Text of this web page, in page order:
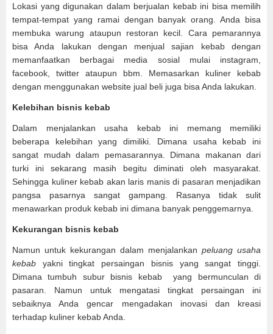
Lokasi yang digunakan dalam berjualan kebab ini bisa memilih
tempat-tempat yang ramai dengan banyak orang. Anda bisa
membuka warung ataupun restoran kecil. Cara pemarannya
bisa Anda lakukan dengan menjual sajian kebab dengan
memanfaatkan berbagai media sosial mulai instagram,
facebook, twitter ataupun bbm. Memasarkan kuliner kebab
dengan menggunakan website jual beli juga bisa Anda lakukan.
Kelebihan bisnis kebab
Dalam menjalankan usaha kebab ini memang memiliki
beberapa kelebihan yang dimiliki. Dimana usaha kebab ini
sangat mudah dalam pemasarannya. Dimana makanan dari
turki ini sekarang masih begitu diminati oleh masyarakat.
Sehingga kuliner kebab akan laris manis di pasaran menjadikan
pangsa pasarnya sangat gampang. Rasanya tidak sulit
menawarkan produk kebab ini dimana banyak penggemarnya.
Kekurangan bisnis kebab
Namun untuk kekurangan dalam menjalankan peluang usaha
kebab yakni tingkat persaingan bisnis yang sangat tinggi.
Dimana tumbuh subur bisnis kebab yang bermunculan di
pasaran. Namun untuk mengatasi tingkat persaingan ini
sebaiknya Anda gencar mengadakan inovasi dan kreasi
terhadap kuliner kebab Anda.